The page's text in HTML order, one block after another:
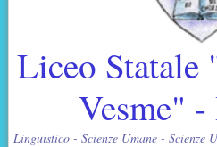
Liceo
Vesme"
Linguistico - Scienze Umane - Scienze